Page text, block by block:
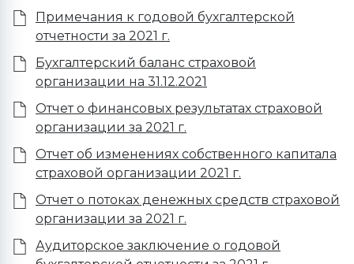
Примечания к годовой бухгалтерской
отчетности за 2021 г.
Бухгалтерский баланс страховой
организации на 31.12.2021
Отчет о финансовых результатах страховой
организации за 2021 г.
Отчет об изменениях собственного капитала
страховой организации 2021 г.
Отчет о потоках денежных средств страховой
организации за 2021 г.
Аудиторское заключение о годовой